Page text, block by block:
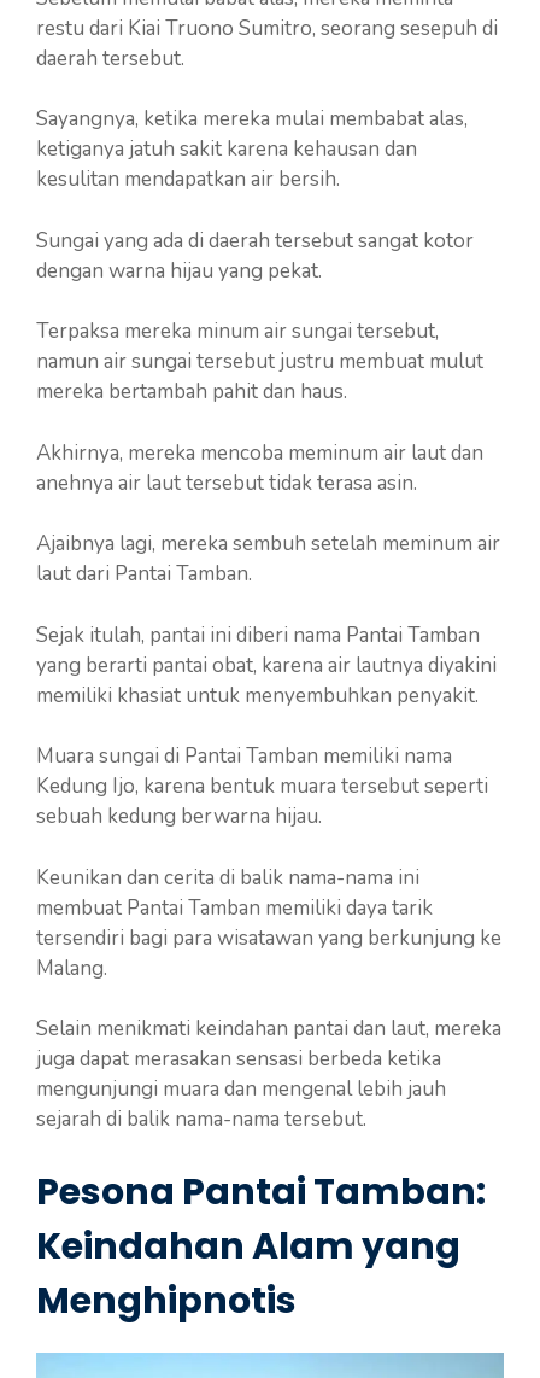
restu dari Kiai Truono Sumitro, seorang sesepuh di
daerah tersebut.
Sayangnya, ketika mereka mulai membabat alas,
ketiganya jatuh sakit karena kehausan dan
kesulitan mendapatkan air bersih.
Sungai yang ada di daerah tersebut sangat kotor
dengan warna hijau yang pekat.
Terpaksa mereka minum air sungai tersebut,
namun air sungai tersebut justru membuat mulut
mereka bertambah pahit dan haus.
Akhirnya, mereka mencoba meminum air laut dan
anehnya air laut tersebut tidak terasa asin.
Ajaibnya lagi, mereka sembuh setelah meminum air
laut dari Pantai Tamban.
Sejak itulah, pantai ini diberi nama Pantai Tamban
yang berarti pantai obat, karena air lautnya diyakini
memiliki khasiat untuk menyembuhkan penyakit.
Muara sungai di Pantai Tamban memiliki nama
Kedung Ijo, karena bentuk muara tersebut seperti
sebuah kedung berwarna hijau.
Keunikan dan cerita di balik nama-nama ini
membuat Pantai Tamban memiliki daya tarik
tersendiri bagi para wisatawan yang berkunjung ke
Malang.
Selain menikmati keindahan pantai dan laut, mereka
juga dapat merasakan sensasi berbeda ketika
mengunjungi muara dan mengenal lebih jauh
sejarah di balik nama-nama tersebut.
Pesona Pantai Tamban:
Keindahan Alam yang
Menghipnotis